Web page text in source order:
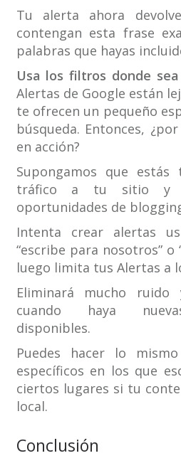
Tu alerta ahora
contengan esta frase
palabras que hayas
Usa los filtros donde sea
Alertas de Google están
te ofrecen un pequeño
búsqueda. Entonces,
en acción?
Supongamos que
tráfico a tu sitio y
oportunidades de
Intenta crear alertas
“escribe para nosotros”
luego limita tus Alertas a
Eliminará mucho
cuando haya
disponibles.
Puedes hacer lo
específicos en los que
ciertos lugares si tu
local.
Conclusión